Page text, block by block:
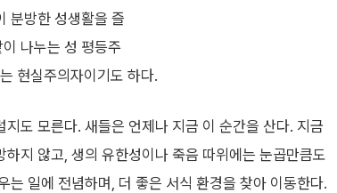
분방한 성생활을 즐
나누는 성 평등주
현실주의자이기도 하다.
도 모른다. 새들은 언제나 지금 이 순간을 산다. 지금
지 않고, 생의 유한성이나 죽음 따위에는 눈곱만큼도
일에 전념하며, 더 좋은 서식 환경을 찾아 이동한다.